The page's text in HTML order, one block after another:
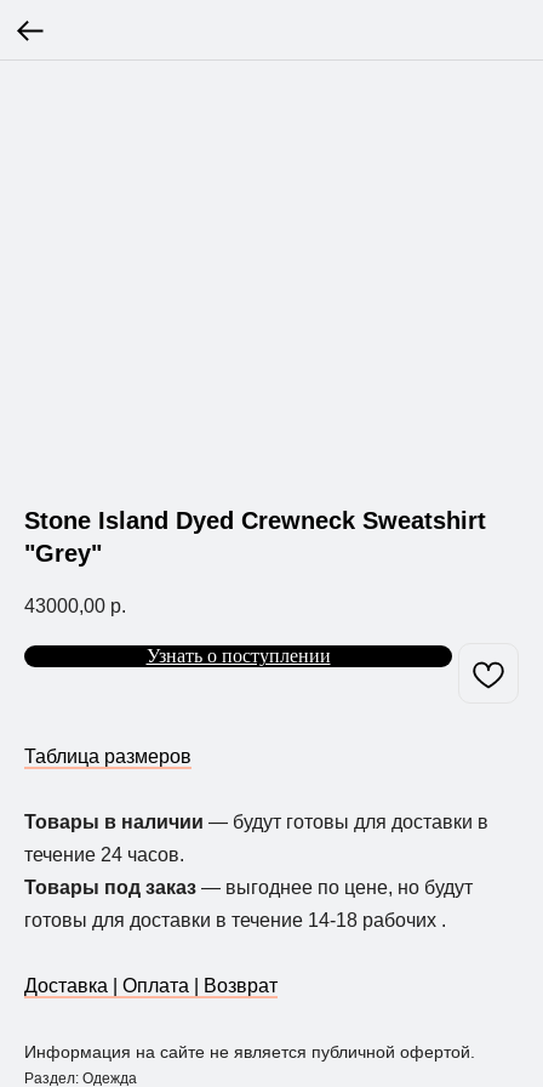
Stone Island Dyed Crewneck Sweatshirt
"Grey"
43000,00 р.
Узнать о поступлении
Таблица размеров
Товары в наличии — будут готовы для доставки в
течение 24 часов.
Товары под заказ — выгоднее по цене, но будут
готовы для доставки в течение 14-18 рабочих .
Доставка | Оплата | Возврат
Информация на сайте не является публичной офертой.
Раздел: Одежда